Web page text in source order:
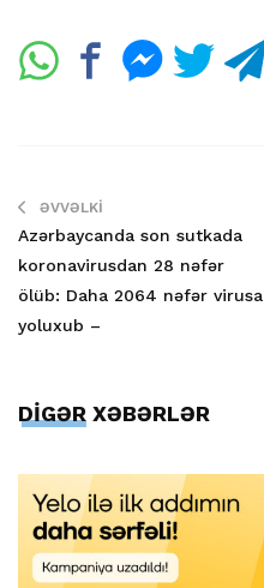
ƏVVƏLKI
Azərbaycanda son sutkada
koronavirusdan 28 nəfər
ölüb: Daha 2064 nəfər virusa
yoluxub –
DİGƏR XƏBƏRLƏR